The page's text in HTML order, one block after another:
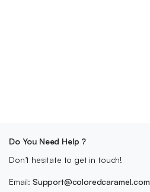
Do You Need Help ?
Don’t hesitate to get in touch!
Email: Support@coloredcaramel.com